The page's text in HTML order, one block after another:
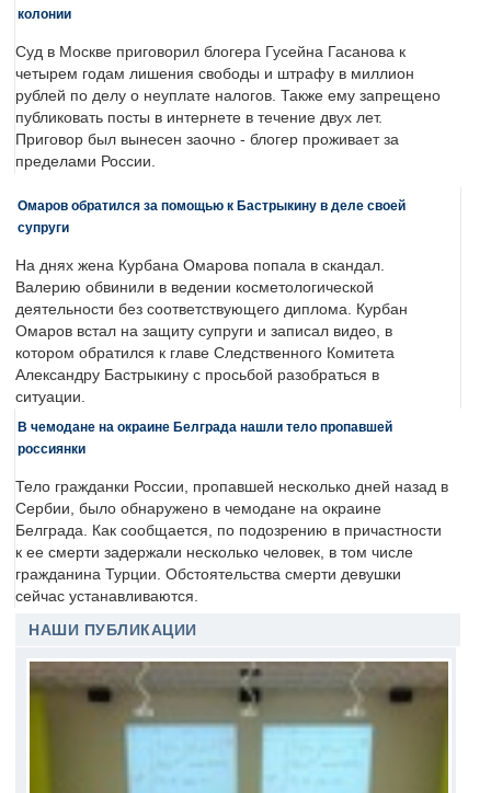
колонии
Суд в Москве приговорил блогера Гусейна Гасанова к
четырем годам лишения свободы и штрафу в миллион
рублей по делу о неуплате налогов. Также ему запрещено
публиковать посты в интернете в течение двух лет.
Приговор был вынесен заочно - блогер проживает за
пределами России.
Омаров обратился за помощью к Бастрыкину в деле своей
супруги
На днях жена Курбана Омарова попала в скандал.
Валерию обвинили в ведении косметологической
деятельности без соответствующего диплома. Курбан
Омаров встал на защиту супруги и записал видео, в
котором обратился к главе Следственного Комитета
Александру Бастрыкину с просьбой разобраться в
ситуации.
В чемодане на окраине Белграда нашли тело пропавшей
россиянки
Тело гражданки России, пропавшей несколько дней назад в
Сербии, было обнаружено в чемодане на окраине
Белграда. Как сообщается, по подозрению в причастности
к ее смерти задержали несколько человек, в том числе
гражданина Турции. Обстоятельства смерти девушки
сейчас устанавливаются.
НАШИ ПУБЛИКАЦИИ